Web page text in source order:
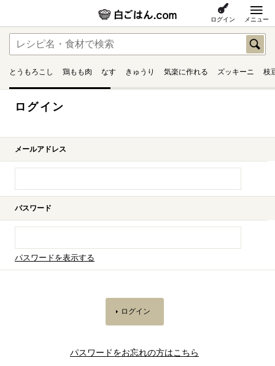
ログイン メニュー
とうもろこし 鶏もも肉 なす きゅうり 気楽に作れる ズッキーニ 枝
ログイン
メールアドレス
パスワード
パスワードを表示する
パスワードをお忘れの方はこちら